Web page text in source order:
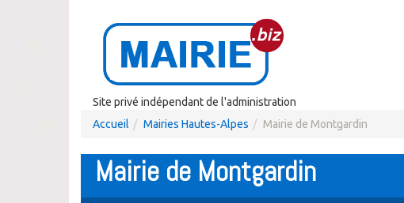
Site privé indépendant de l'administration
Accueil
Mairies Hautes-Alpes Mairie de Montgardin
Mairie de Montgardin